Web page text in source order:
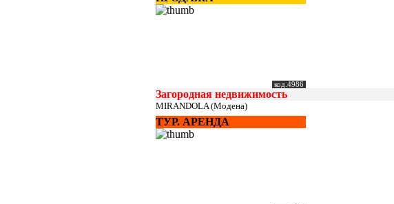
код.4986
Загородная недвижимость
MIRANDOLA (Модена)
ТУР. АРЕНДА